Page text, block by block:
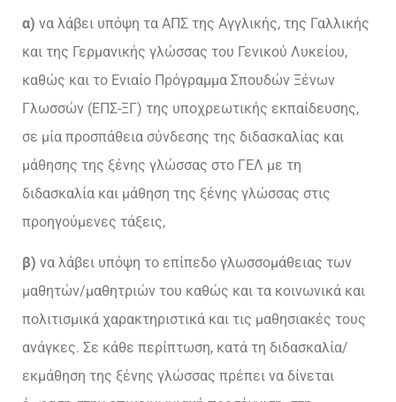
α) να λάβει υπόψη τα ΑΠΣ της Αγγλικής, της Γαλλικής
και της Γερμανικής γλώσσας του Γενικού Λυκείου,
καθώς και το Ενιαίο Πρόγραμμα Σπουδών Ξένων
Γλωσσών (ΕΠΣ-ΞΓ) της υποχρεωτικής εκπαίδευσης,
σε μία προσπάθεια σύνδεσης της διδασκαλίας και
μάθησης της ξένης γλώσσας στο ΓΕΛ με τη
διδασκαλία και μάθηση της ξένης γλώσσας στις
προηγούμενες τάξεις,
β) να λάβει υπόψη το επίπεδο γλωσσομάθειας των
μαθητών/μαθητριών του καθώς και τα κοινωνικά και
πολιτισμικά χαρακτηριστικά και τις μαθησιακές τους
ανάγκες. Σε κάθε περίπτωση, κατά τη διδασκαλία/
εκμάθηση της ξένης γλώσσας πρέπει να δίνεται